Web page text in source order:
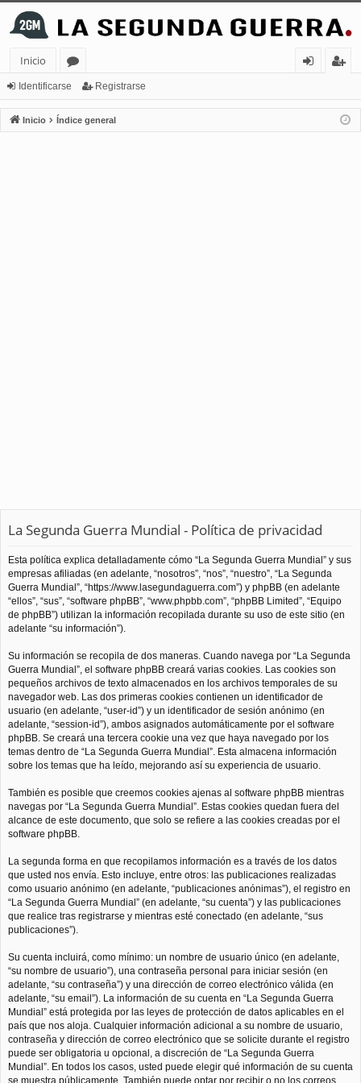
Inicio
or
os
nt
ifi
ist
ra
Identificarse Registrarse
Inicio Índice general
La Segunda Guerra Mundial - Política de privacidad
Esta política explica detalladamente cómo “La Segunda Guerra Mundial” y sus
empresas afiliadas (en adelante, “nosotros”, “nos”, “nuestro”, “La Segunda
Guerra Mundial”, “https://www.lasegundaguerra.com”) y phpBB (en adelante
“ellos”, “sus”, “software phpBB”, “www.phpbb.com”, “phpBB Limited”, “Equipo
de phpBB”) utilizan la información recopilada durante su uso de este sitio (en
adelante “su información”).
Su información se recopila de dos maneras. Cuando navega por “La Segunda
Guerra Mundial”, el software phpBB creará varias cookies. Las cookies son
pequeños archivos de texto almacenados en los archivos temporales de su
navegador web. Las dos primeras cookies contienen un identificador de
usuario (en adelante, “user-id”) y un identificador de sesión anónimo (en
adelante, “session-id”), ambos asignados automáticamente por el software
phpBB. Se creará una tercera cookie una vez que haya navegado por los
temas dentro de “La Segunda Guerra Mundial”. Esta almacena información
sobre los temas que ha leído, mejorando así su experiencia de usuario.
También es posible que creemos cookies ajenas al software phpBB mientras
navegas por “La Segunda Guerra Mundial”. Estas cookies quedan fuera del
alcance de este documento, que solo se refiere a las cookies creadas por el
software phpBB.
La segunda forma en que recopilamos información es a través de los datos
que usted nos envía. Esto incluye, entre otros: las publicaciones realizadas
como usuario anónimo (en adelante, “publicaciones anónimas”), el registro en
“La Segunda Guerra Mundial” (en adelante, “su cuenta”) y las publicaciones
que realice tras registrarse y mientras esté conectado (en adelante, “sus
publicaciones”).
Su cuenta incluirá, como mínimo: un nombre de usuario único (en adelante,
“su nombre de usuario”), una contraseña personal para iniciar sesión (en
adelante, “su contraseña”) y una dirección de correo electrónico válida (en
adelante, “su email”). La información de su cuenta en “La Segunda Guerra
Mundial” está protegida por las leyes de protección de datos aplicables en el
país que nos aloja. Cualquier información adicional a su nombre de usuario,
contraseña y dirección de correo electrónico que se solicite durante el registro
puede ser obligatoria u opcional, a discreción de “La Segunda Guerra
Mundial”. En todos los casos, usted puede elegir qué información de su cuenta
se muestra públicamente. También puede optar por recibir o no los correos